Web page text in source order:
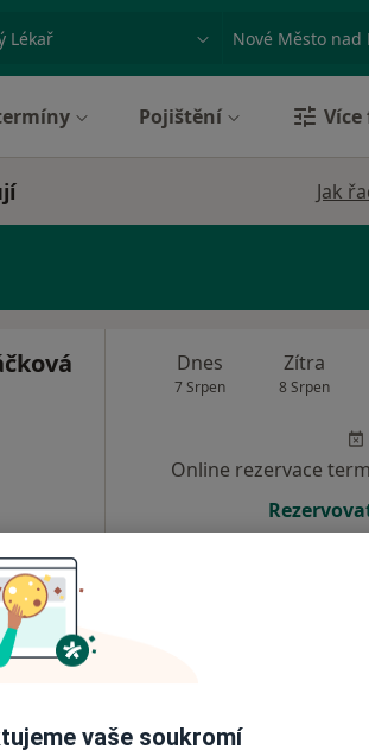
nemoc nebo příjmení Město nebo
Pojištění
Jak
Dnes
7 Srpen
Zítra
8 Srpen
Online rezervace
vaše soukromí